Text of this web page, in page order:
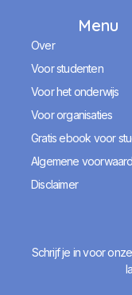
Menu
Over
Voor studenten
Voor het onderwijs
Voor organisaties
Gratis ebook voor
Algemene
Disclaimer
Schrijf je in voor